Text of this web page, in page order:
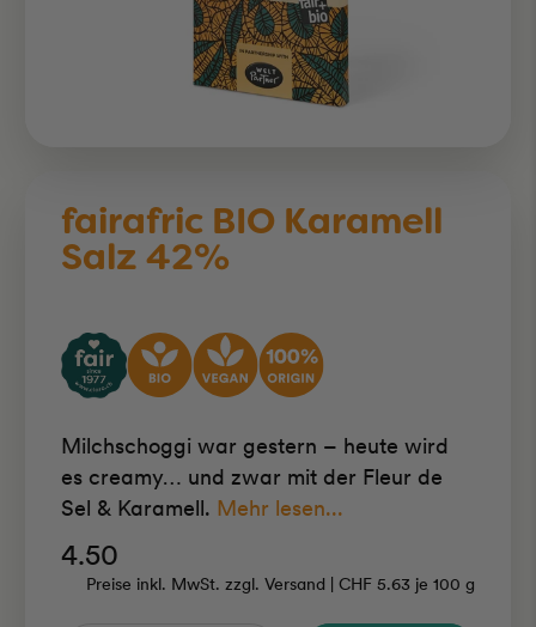
fairafric BIO Karamell
Salz 42%
Milchschoggi war gestern – heute wird
es creamy… und zwar mit der Fleur de
Sel & Karamell. Mehr lesen...
4.50
Preise inkl. MwSt. zzgl. Versand | CHF 5.63 je 100 g